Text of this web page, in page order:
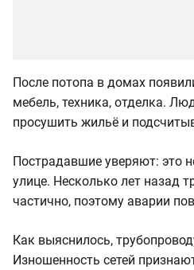
После потопа в домах
мебель, техника, отделка.
просушить жильё и
Пострадавшие уверяют: это
улице. Несколько лет назад
частично, поэтому аварии
Как выяснилось,
Изношенность сетей